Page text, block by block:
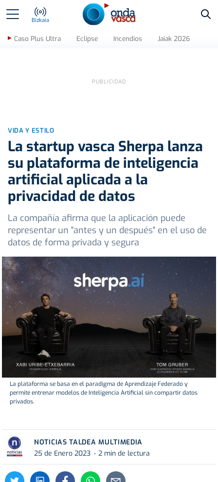
Bizkaia
Caso Plus Ultra Eclipse Incendios Jaiak 2026
VIDA Y ESTILO
La startup vasca Sherpa lanza
su plataforma de inteligencia
artificial aplicada a la
privacidad de datos
La compañía afirma que la aplicación puede
representar un "antes y un después" en el uso de
datos de forma privada y segura
La plataforma se basa en el paradigma de Aprendizaje Federado y
permite entrenar modelos de Inteligencia Artificial sin compartir datos
privados.
NOTICIAS TALDEA MULTIMEDIA
25 de Enero 2023
2 min de lectura